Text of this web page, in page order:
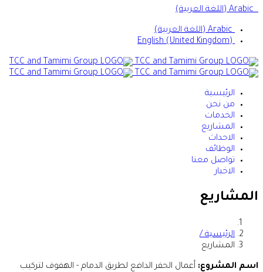
Arabic (اللغة العربية)
Arabic (اللغة العربية)
English (United Kingdom)
الرئيسية
من نحن
الخدمات
المشاريع
الاحداث
الوظائف
تواصل معنا
الاخبار
المشاريع
الرئيسية /
المشاريع
اسم المشروع: أعمال الحفر الدافع لطريق الدمام - الهفوف لتركيب